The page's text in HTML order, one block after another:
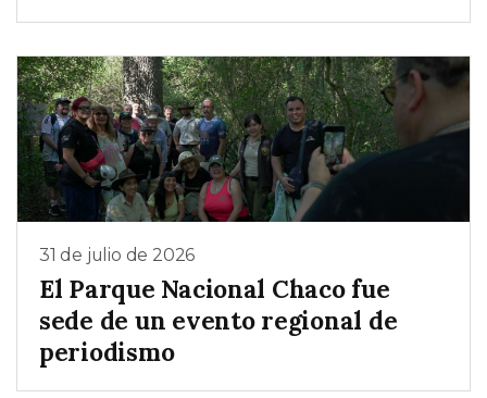
31 de julio de 2026
El Parque Nacional Chaco fue
sede de un evento regional de
periodismo